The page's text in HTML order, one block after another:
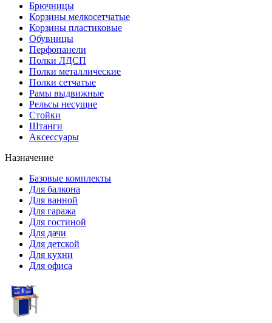
Брючницы
Корзины мелкосетчатые
Корзины пластиковые
Обувницы
Перфопанели
Полки ЛДСП
Полки металлические
Полки сетчатые
Рамы выдвижные
Рельсы несущие
Стойки
Штанги
Аксессуары
Назначение
Базовые комплекты
Для балкона
Для ванной
Для гаража
Для гостиной
Для дачи
Для детской
Для кухни
Для офиса